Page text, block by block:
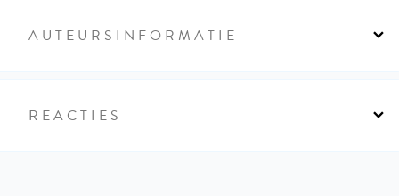
AUTEURSINFORMATIE
REACTIES